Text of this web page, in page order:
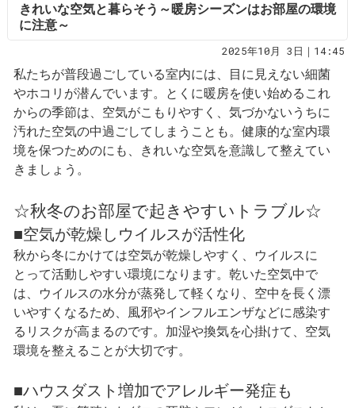
きれいな空気と暮らそう～暖房シーズンはお部屋の環境
に注意～
2025年10月 3日｜14:45
私たちが普段過ごしている室内には、目に見えない細菌
やホコリが潜んでいます。とくに暖房を使い始めるこれ
からの季節は、空気がこもりやすく、気づかないうちに
汚れた空気の中過ごしてしまうことも。健康的な室内環
境を保つためのにも、きれいな空気を意識して整えてい
きましょう。
☆秋冬のお部屋で起きやすいトラブル☆
■空気が乾燥しウイルスが活性化
秋から冬にかけては空気が乾燥しやすく、ウイルスに
とって活動しやすい環境になります。乾いた空気中で
は、ウイルスの水分が蒸発して軽くなり、空中を長く漂
いやすくなるため、風邪やインフルエンザなどに感染す
るリスクが高まるのです。加湿や換気を心掛けて、空気
環境を整えることが大切です。
■ハウスダスト増加でアレルギー発症も